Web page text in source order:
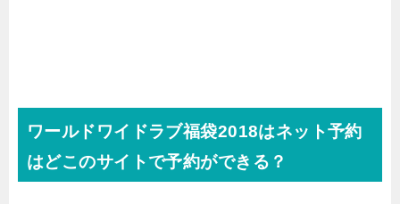
ワールドワイドラブ福袋2018はネット予約
はどこのサイトで予約ができる？